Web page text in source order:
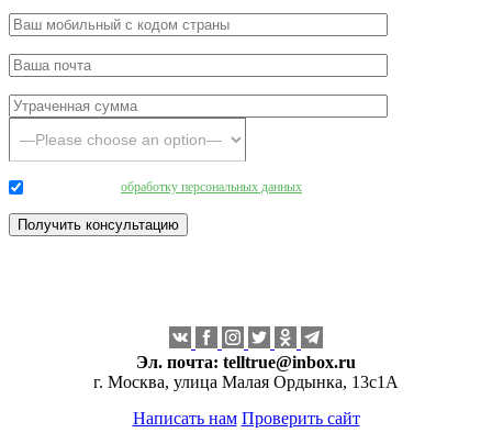
обработку персональных данных
Эл. почта: telltrue@inbox.ru
г. Москва, улица Малая Ордынка, 13с1А
Написать нам Проверить сайт